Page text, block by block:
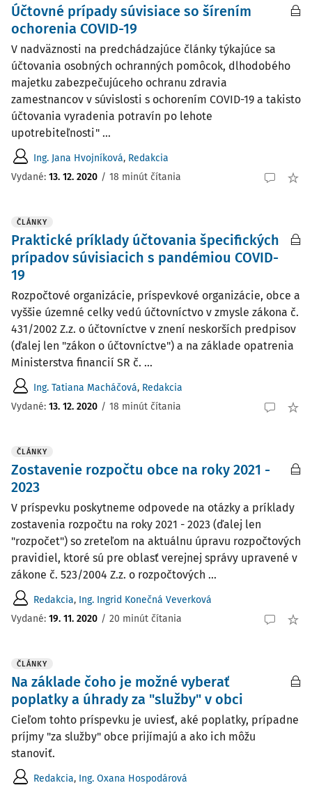
Účtovné prípady súvisiace so šírením
ochorenia COVID-19
V nadväznosti na predchádzajúce články týkajúce sa
účtovania osobných ochranných pomôcok, dlhodobého
majetku zabezpečujúceho ochranu zdravia
zamestnancov v súvislosti s ochorením COVID-19 a takisto
účtovania vyradenia potravín po lehote
upotrebiteľnosti" ...
Ing. Jana Hvojníková, Redakcia
Vydané: 13. 12. 2020 / 18 minút čítania
ČLÁNKY
Praktické príklady účtovania špecifických
prípadov súvisiacich s pandémiou COVID-
19
Rozpočtové organizácie, príspevkové organizácie, obce a
vyššie územné celky vedú účtovníctvo v zmysle zákona č.
431/2002 Z.z. o účtovníctve v znení neskorších predpisov
(ďalej len "zákon o účtovníctve") a na základe opatrenia
Ministerstva financií SR č. ...
Ing. Tatiana Macháčová, Redakcia
Vydané: 13. 12. 2020 / 18 minút čítania
ČLÁNKY
Zostavenie rozpočtu obce na roky 2021 -
2023
V príspevku poskytneme odpovede na otázky a príklady
zostavenia rozpočtu na roky 2021 - 2023 (ďalej len
"rozpočet") so zreteľom na aktuálnu úpravu rozpočtových
pravidiel, ktoré sú pre oblasť verejnej správy upravené v
zákone č. 523/2004 Z.z. o rozpočtových ...
Redakcia, Ing. Ingrid Konečná Veverková
Vydané: 19. 11. 2020 / 20 minút čítania
ČLÁNKY
Na základe čoho je možné vyberať
poplatky a úhrady za "služby" v obci
Cieľom tohto príspevku je uviesť, aké poplatky, prípadne
príjmy "za služby" obce prijímajú a ako ich môžu
stanoviť.
Redakcia, Ing. Oxana Hospodárová